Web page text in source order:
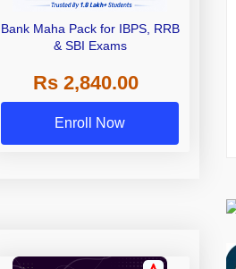
Bank Maha Pack for IBPS, RRB
& SBI Exams
Rs 2,840.00
Enroll Now